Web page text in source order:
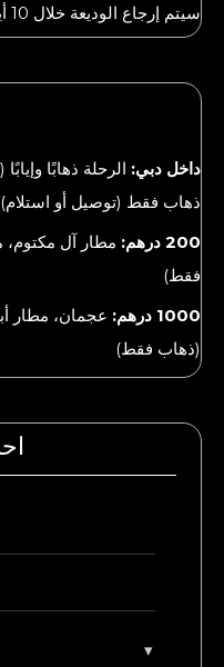
سيتم إرجاع الوديعة خلال 10 أيام عمل بعد إعادة السيارة.
داخل دبي:
ذهاب فقط (توصيل أو استلام): 50
200 درهم:
مطار آل مكتوم،
فقط)
1000 درهم:
عجمان، مطار
(ذهاب فقط)
▾